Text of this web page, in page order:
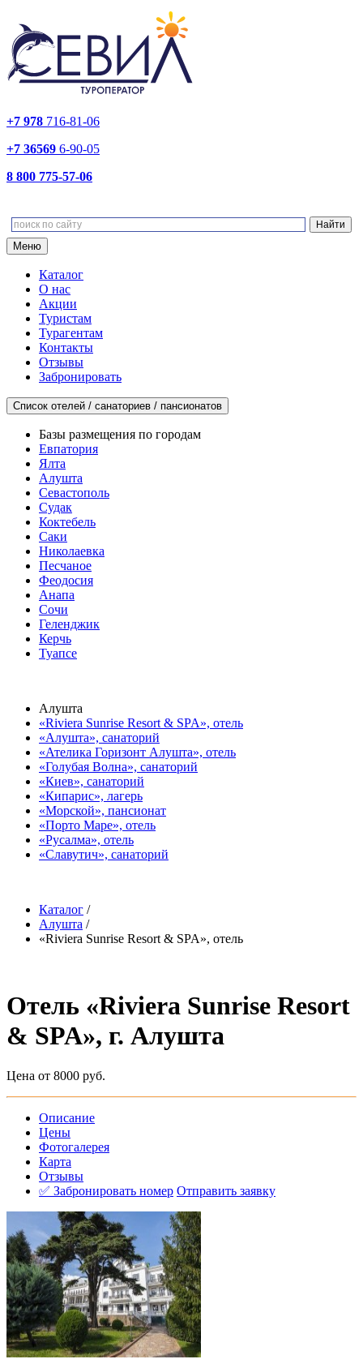
+7 978 716-81-06
+7 36569 6-90-05
8 800 775-57-06
Меню
Каталог
О нас
Акции
Туристам
Турагентам
Контакты
Отзывы
Забронировать
Список отелей / санаториев / пансионатов
Базы размещения по городам
Евпатория
Ялта
Алушта
Севастополь
Судак
Коктебель
Саки
Николаевка
Песчаное
Феодосия
Анапа
Сочи
Геленджик
Керчь
Туапсе
Алушта
«Riviera Sunrise Resort & SPA», отель
«Алушта», санаторий
«Ателика Горизонт Алушта», отель
«Голубая Волна», санаторий
«Киев», санаторий
«Кипарис», лагерь
«Морской», пансионат
«Порто Маре», отель
«Русалма», отель
«Славутич», санаторий
Каталог /
Алушта /
«Riviera Sunrise Resort & SPA», отель
Отель «Riviera Sunrise Resort
& SPA», г. Алушта
Цена от 8000 руб.
Описание
Цены
Фотогалерея
Карта
Отзывы
✅ Забронировать номер Отправить заявку